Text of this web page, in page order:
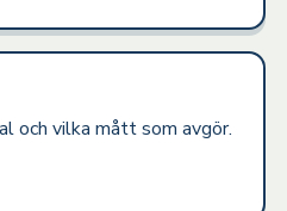
och vilka mått som avgör.